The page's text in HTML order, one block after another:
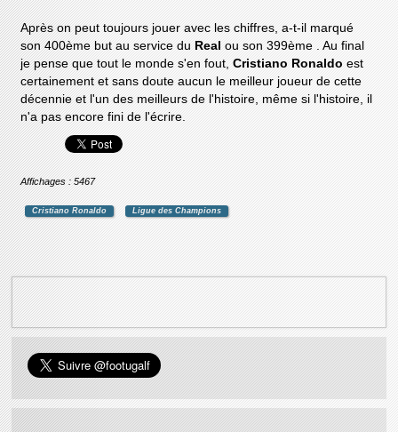
Après on peut toujours jouer avec les chiffres, a-t-il marqué
son 400ème but au service du Realou son 399ème . Au final
je pense que tout le monde s'en fout,Cristiano Ronaldo est
certainement et sans doute aucun le meilleur joueur de cette
décennie et l'un des meilleurs de l'histoire, même si l'histoire, il
n'a pas encore fini de l'écrire.
Affichages : 5467
Cristiano Ronaldo Ligue des Champions